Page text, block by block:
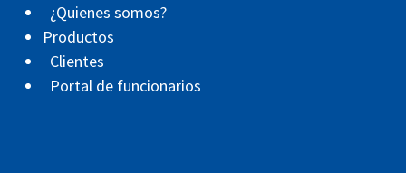
¿Quienes somos?
Productos
Clientes
Portal de funcionarios